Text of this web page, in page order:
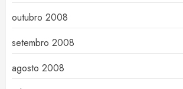
outubro 2008
setembro 2008
agosto 2008